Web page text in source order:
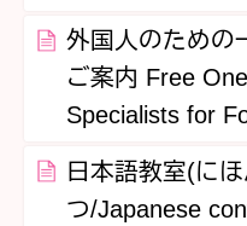
外国人のための
ご案内 Free
Specialists for
日本語教室(に
つ/Japanese